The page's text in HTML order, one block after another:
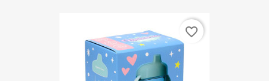
favorite_border